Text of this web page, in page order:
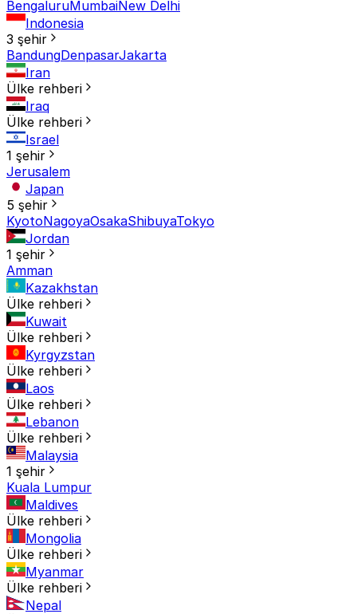
BengaluruMumbaiNew Delhi
Indonesia
3 şehir
BandungDenpasarJakarta
Iran
Ülke rehberi
Iraq
Ülke rehberi
Israel
1 şehir
Jerusalem
Japan
5 şehir
KyotoNagoyaOsakaShibuyaTokyo
Jordan
1 şehir
Amman
Kazakhstan
Ülke rehberi
Kuwait
Ülke rehberi
Kyrgyzstan
Ülke rehberi
Laos
Ülke rehberi
Lebanon
Ülke rehberi
Malaysia
1 şehir
Kuala Lumpur
Maldives
Ülke rehberi
Mongolia
Ülke rehberi
Myanmar
Ülke rehberi
Nepal